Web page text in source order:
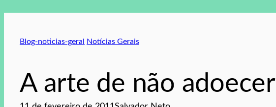
Blog-noticias-geral Notícias Gerais
A arte de não adoecer